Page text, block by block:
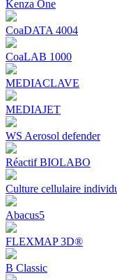
Kenza One
CoaDATA 4004
CoaLAB 1000
MEDIACLAVE
MEDIAJET
WS Aerosol defender
Réactif BIOLABO
Culture cellulaire
Abacus5
FLEXMAP 3D®
B Classic